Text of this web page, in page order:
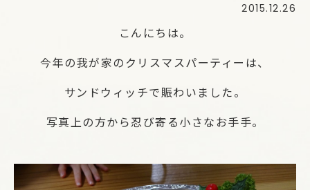
2015.12.26
こんにちは。
今年の我が家のクリスマスパーティーは、
サンドウィッチで賑わいました。
写真上の方から忍び寄る小さなお手手。